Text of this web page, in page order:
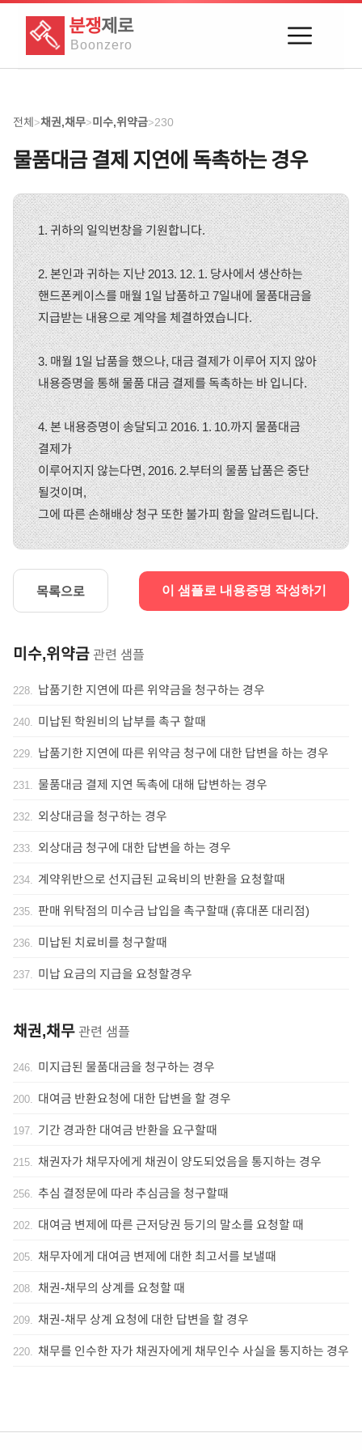
분쟁제로
Boonzero
전체>채권,채무>미수,위약금>230
물품대금 결제 지연에 독촉하는 경우
1. 귀하의 일익번창을 기원합니다.
2. 본인과 귀하는 지난 2013. 12. 1. 당사에서 생산하는
핸드폰케이스를 매월 1일 납품하고 7일내에 물품대금을
지급받는 내용으로 계약을 체결하였습니다.
3. 매월 1일 납품을 했으나, 대금 결제가 이루어 지지 않아
내용증명을 통해 물품 대금 결제를 독촉하는 바 입니다.
4. 본 내용증명이 송달되고 2016. 1. 10.까지 물품대금
결제가
이루어지지 않는다면, 2016. 2.부터의 물품 납품은 중단
될것이며,
그에 따른 손해배상 청구 또한 불가피 함을 알려드립니다.
목록으로 이 샘플로 내용증명 작성하기
미수,위약금 관련 샘플
228. 납품기한 지연에 따른 위약금을 청구하는 경우
240. 미납된 학원비의 납부를 촉구 할때
229. 납품기한 지연에 따른 위약금 청구에 대한 답변을 하는 경우
231. 물품대금 결제 지연 독촉에 대해 답변하는 경우
232. 외상대금을 청구하는 경우
233. 외상대금 청구에 대한 답변을 하는 경우
234. 계약위반으로 선지급된 교육비의 반환을 요청할때
235. 판매 위탁점의 미수금 납입을 촉구할때 (휴대폰 대리점)
236. 미납된 치료비를 청구할때
237. 미납 요금의 지급을 요청할경우
채권,채무 관련 샘플
246. 미지급된 물품대금을 청구하는 경우
200. 대여금 반환요청에 대한 답변을 할 경우
197. 기간 경과한 대여금 반환을 요구할때
215. 채권자가 채무자에게 채권이 양도되었음을 통지하는 경우
256. 추심 결정문에 따라 추심금을 청구할때
202. 대여금 변제에 따른 근저당권 등기의 말소를 요청할 때
205. 채무자에게 대여금 변제에 대한 최고서를 보낼때
208. 채권-채무의 상계를 요청할 때
209. 채권-채무 상계 요청에 대한 답변을 할 경우
220. 채무를 인수한 자가 채권자에게 채무인수 사실을 통지하는 경우